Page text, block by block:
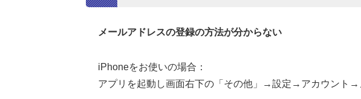
メールアドレスの登録の方法が分からない
iPhoneをお使いの場合：
アプリを起動し画面右下の「その他」→設定→アカウント→